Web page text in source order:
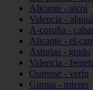
Alicante - alcoi
Valencia -
A-coruña -
Alicante - el-
Asturias - grado
Valencia -
Ourense - verín
Girona - mieres